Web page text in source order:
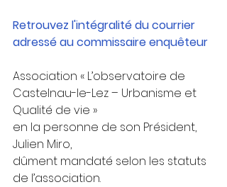
Retrouvez l'intégralité du courrier
adressé au commissaire enquêteur
Association « L’observatoire de
Castelnau-le-Lez – Urbanisme et
Qualité de vie »
en la personne de son Président,
Julien Miro,
dûment mandaté selon les statuts
de l’association.